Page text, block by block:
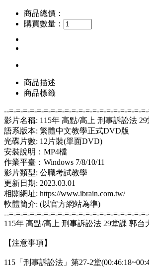
商品總價：
購買數量：
商品描述
商品標籤
--=-=-=-=-=-=-=-=-=-=-=-=-=-=-=-=-=-=-=-
影片名稱: 115年 高點/高上 刑事訴訟法
語系版本: 繁體中文教學正式DVD版
光碟片數: 12片裝(單面DVD)
安裝說明：MP4檔
作業平臺：Windows 7/8/10/11
影片類型: 公職考試教學
更新日期: 2023.03.01
相關網址: https://www.ibrain.com.tw/
軟體簡介: (以官方網站為準)
--=-=-=-=-=-=-=-=-=-=-=-=-=-=-=-=-=-=-=-
115年 高點/高上 刑事訴訟法 29堂課 郭
【注意事項】
115「刑事訴訟法」第27-2堂